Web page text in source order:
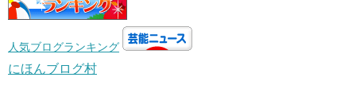
人気ブログランキング
にほんブログ村